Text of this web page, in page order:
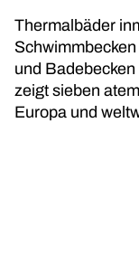
Thermalbäder
und
zeigt sieben
Europa und